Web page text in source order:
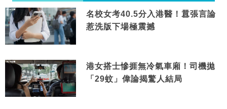
名校女考40.5分入港醫！囂張言論
惹洗版下場極震撼
港女搭士慘捱無冷氣車廂！司機拋
「29蚊」偉論揭驚人結局